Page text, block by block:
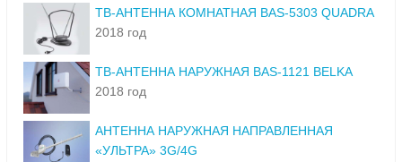
ТВ-АНТЕННА КОМНАТНАЯ BAS-5303 QUADRA
2018 год
ТВ-АНТЕННА НАРУЖНАЯ BAS-1121 BELKA
2018 год
АНТЕННА НАРУЖНАЯ НАПРАВЛЕННАЯ
«УЛЬТРА» 3G/4G